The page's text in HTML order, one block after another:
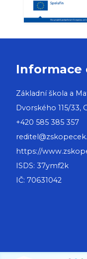
Informace
Základní škola a
Dvorského 115/33,
+420 585 385 357
https://
ISDS: 37ymf2k
IČ: 70631042